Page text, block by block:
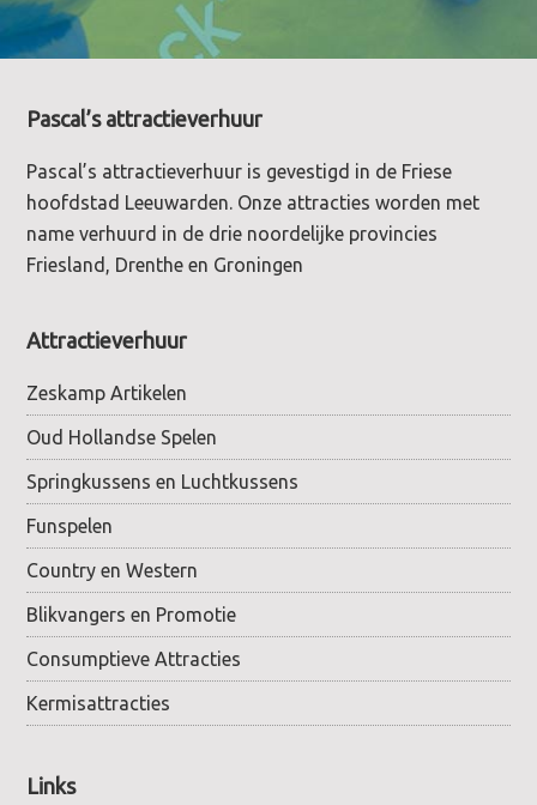
Footer
Pascal’s attractieverhuur
Pascal’s attractieverhuur is gevestigd in de Friese
hoofdstad Leeuwarden. Onze attracties worden met
name verhuurd in de drie noordelijke provincies
Friesland, Drenthe en Groningen
Attractieverhuur
Zeskamp Artikelen
Oud Hollandse Spelen
Springkussens en Luchtkussens
Funspelen
Country en Western
Blikvangers en Promotie
Consumptieve Attracties
Kermisattracties
Links